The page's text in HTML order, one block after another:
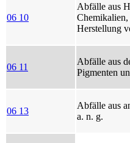
06 10
Abfälle aus
Chemikalien,
Herstellung
06 11
Abfälle aus
Pigmenten
06 13
Abfälle aus
a. n. g.